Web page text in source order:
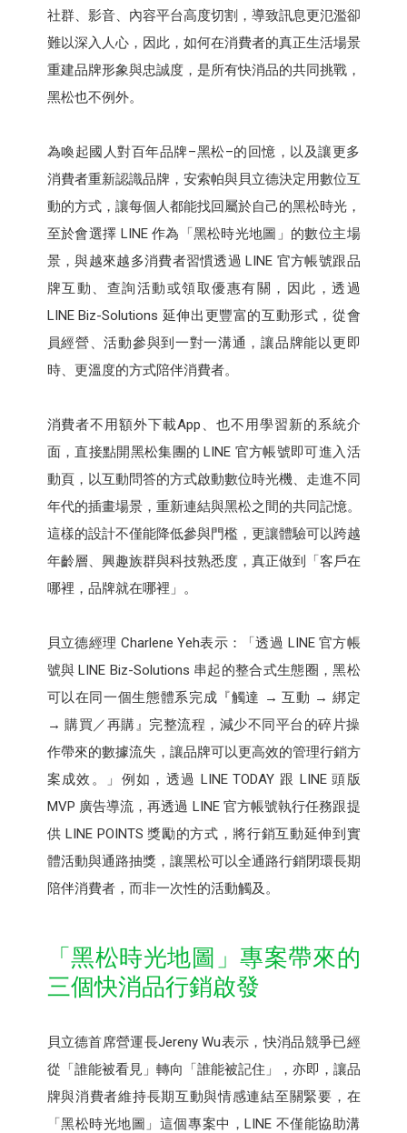
社群、影音、內容平台高度切割，導致訊息更氾濫卻
難以深入人心，因此，如何在消費者的真正生活場景
重建品牌形象與忠誠度，是所有快消品的共同挑戰，
黑松也不例外。
為喚起國人對百年品牌–黑松–的回憶，以及讓更多
消費者重新認識品牌，安索帕與貝立德決定用數位互
動的方式，讓每個人都能找回屬於自己的黑松時光，
至於會選擇 LINE 作為「黑松時光地圖」的數位主場
景，與越來越多消費者習慣透過 LINE 官方帳號跟品
牌互動、查詢活動或領取優惠有關，因此，透過
LINE Biz-Solutions 延伸出更豐富的互動形式，從會
員經營、活動參與到一對一溝通，讓品牌能以更即
時、更溫度的方式陪伴消費者。
消費者不用額外下載App、也不用學習新的系統介
面，直接點開黑松集團的 LINE 官方帳號即可進入活
動頁，以互動問答的方式啟動數位時光機、走進不同
年代的插畫場景，重新連結與黑松之間的共同記憶。
這樣的設計不僅能降低參與門檻，更讓體驗可以跨越
年齡層、興趣族群與科技熟悉度，真正做到「客戶在
哪裡，品牌就在哪裡」。
貝立德經理 Charlene Yeh表示：「透過 LINE 官方帳
號與 LINE Biz-Solutions 串起的整合式生態圈，黑松
可以在同一個生態體系完成『觸達 → 互動 → 綁定
→ 購買／再購』完整流程，減少不同平台的碎片操
作帶來的數據流失，讓品牌可以更高效的管理行銷方
案成效。」例如，透過 LINE TODAY 跟 LINE 頭版
MVP 廣告導流，再透過 LINE 官方帳號執行任務跟提
供 LINE POINTS 獎勵的方式，將行銷互動延伸到實
體活動與通路抽獎，讓黑松可以全通路行銷閉環長期
陪伴消費者，而非一次性的活動觸及。
「黑松時光地圖」專案帶來的
三個快消品行銷啟發
貝立德首席營運長Jereny Wu表示，快消品競爭已經
從「誰能被看見」轉向「誰能被記住」，亦即，讓品
牌與消費者維持長期互動與情感連結至關緊要，在
「黑松時光地圖」這個專案中，LINE 不僅能協助溝